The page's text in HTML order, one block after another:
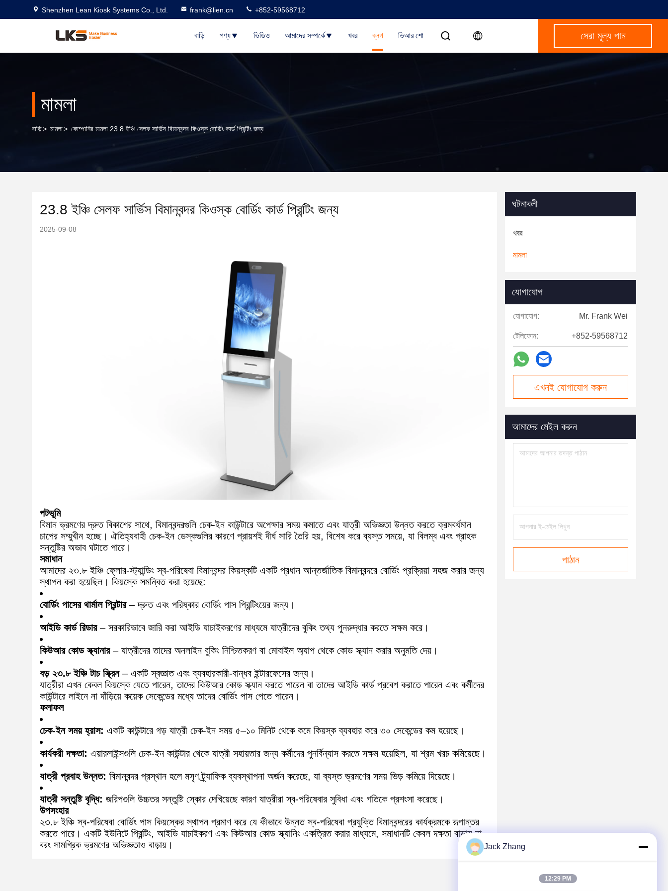
Shenzhen Lean Kiosk Systems Co., Ltd. frank@lien.cn +852-59568712
বাড়ি পণ্য ভিডিও আমাদের সম্পর্কে খবর ব্লগ ভিআর শো সেরা মূল্য পান
মামলা
বাড়ি> মামলা> কোম্পানির মামলা 23.8 ইঞ্চি সেলফ সার্ভিস বিমানবন্দর কিওস্ক বোর্ডিং কার্ড প্রিন্টিং জন্য
23.8 ইঞ্চি সেলফ সার্ভিস বিমানবন্দর কিওস্ক বোর্ডিং কার্ড প্রিন্টিং জন্য
2025-09-08
পটভূমি
বিমান ভ্রমণের দ্রুত বিকাশের সাথে, বিমানবন্দরগুলি চেক-ইন কাউন্টারে অপেক্ষার সময় কমাতে এবং যাত্রী অভিজ্ঞতা উন্নত করতে ক্রমবর্ধমান
চাপের সম্মুখীন হচ্ছে। ঐতিহ্যবাহী চেক-ইন ডেস্কগুলির কারণে প্রায়শই দীর্ঘ সারি তৈরি হয়, বিশেষ করে ব্যস্ত সময়ে, যা বিলম্ব এবং গ্রাহক
সন্তুষ্টির অভাব ঘটাতে পারে।
সমাধান
আমাদের ২৩.৮ ইঞ্চি ফ্লোর-স্ট্যান্ডিং স্ব-পরিষেবা বিমানবন্দর কিয়স্কটি একটি প্রধান আন্তর্জাতিক বিমানবন্দরে বোর্ডিং প্রক্রিয়া সহজ করার জন্য
স্থাপন করা হয়েছিল। কিয়স্কে সমন্বিত করা হয়েছে:
বোর্ডিং পাসের থার্মাল প্রিন্টার– দ্রুত এবং পরিষ্কার বোর্ডিং পাস প্রিন্টিংয়ের জন্য।
আইডি কার্ড রিডার– সরকারিভাবে জারি করা আইডি যাচাইকরণের মাধ্যমে যাত্রীদের বুকিং তথ্য পুনরুদ্ধার করতে সক্ষম করে।
কিউআর কোড স্ক্যানার– যাত্রীদের তাদের অনলাইন বুকিং নিশ্চিতকরণ বা মোবাইল অ্যাপ থেকে কোড স্ক্যান করার অনুমতি দেয়।
বড় ২৩.৮ ইঞ্চি টাচ স্ক্রিন– একটি স্বজ্ঞাত এবং ব্যবহারকারী-বান্ধব ইন্টারফেসের জন্য।
যাত্রীরা এখন কেবল কিয়স্কে যেতে পারেন, তাদের কিউআর কোড স্ক্যান করতে পারেন বা তাদের আইডি কার্ড প্রবেশ করাতে পারেন এবং কর্মীদের
কাউন্টারে লাইনে না দাঁড়িয়ে কয়েক সেকেন্ডের মধ্যে তাদের বোর্ডিং পাস পেতে পারেন।
ফলাফল
চেক-ইন সময় হ্রাস: একটি কাউন্টারে গড় যাত্রী চেক-ইন সময় ৫–১০ মিনিট থেকে কমে কিয়স্ক ব্যবহার করে ৩০ সেকেন্ডের কম হয়েছে।
কার্যকরী দক্ষতা: এয়ারলাইন্সগুলি চেক-ইন কাউন্টার থেকে যাত্রী সহায়তার জন্য কর্মীদের পুনর্বিন্যাস করতে সক্ষম হয়েছিল, যা শ্রম খরচ কমিয়েছে।
যাত্রী প্রবাহ উন্নত: বিমানবন্দর প্রস্থান হলে মসৃণ ট্র্যাফিক ব্যবস্থাপনা অর্জন করেছে, যা ব্যস্ত ভ্রমণের সময় ভিড় কমিয়ে দিয়েছে।
যাত্রী সন্তুষ্টি বৃদ্ধি: জরিপগুলি উচ্চতর সন্তুষ্টি স্কোর দেখিয়েছে কারণ যাত্রীরা স্ব-পরিষেবার সুবিধা এবং গতিকে প্রশংসা করেছে।
উপসংহার
২৩.৮ ইঞ্চি স্ব-পরিষেবা বোর্ডিং পাস কিয়স্কের স্থাপন প্রমাণ করে যে কীভাবে উন্নত স্ব-পরিষেবা প্রযুক্তি বিমানবন্দরের কার্যক্রমকে রূপান্তর
করতে পারে। একটি ইউনিটে প্রিন্টিং, আইডি যাচাইকরণ এবং কিউআর কোড স্ক্যানিং একত্রিত করার মাধ্যমে, সমাধানটি কেবল দক্ষতা বাড়ায় না
বরং সামগ্রিক ভ্রমণের অভিজ্ঞতাও বাড়ায়।
ঘটনাবলী
খবর
মামলা
যোগাযোগ
যোগাযোগ: Mr. Frank Wei
টেলিফোন: +852-59568712
এখনই যোগাযোগ করুন
আমাদের মেইল ​​করুন
পাঠান
Jack Zhang
12:29 PM